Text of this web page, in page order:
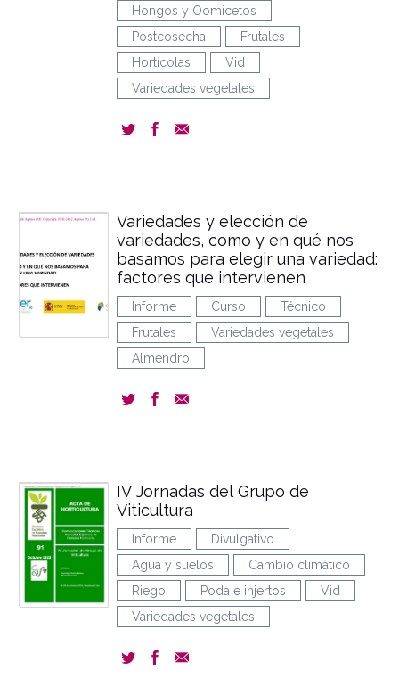
Hongos y Oomicetos
Postcosecha
Frutales
Hortícolas
Vid
Variedades vegetales
Variedades y elección de
variedades, como y en qué nos
basamos para elegir una variedad:
factores que intervienen
Informe Curso
Técnico
Frutales
Variedades vegetales
Almendro
IV Jornadas del Grupo de
Viticultura
Informe
Divulgativo
Agua y suelos
Cambio climático
Riego
Poda e injertos
Vid
Variedades vegetales